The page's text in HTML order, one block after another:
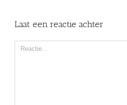
Laat een reactie achter
Comment